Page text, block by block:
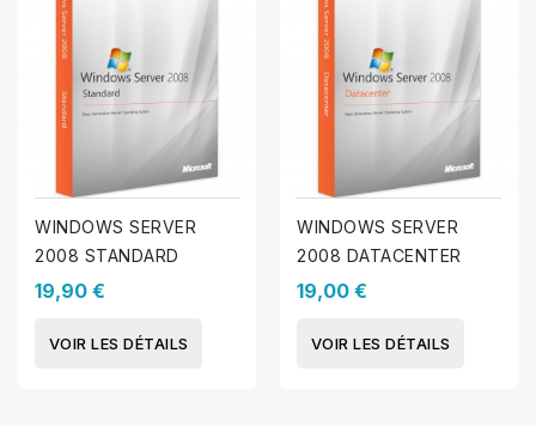
WINDOWS SERVER
2008 STANDARD
19,90 €
VOIR LES DÉTAILS
WINDOWS SERVER
2008 DATACENTER
19,00 €
VOIR LES DÉTAILS